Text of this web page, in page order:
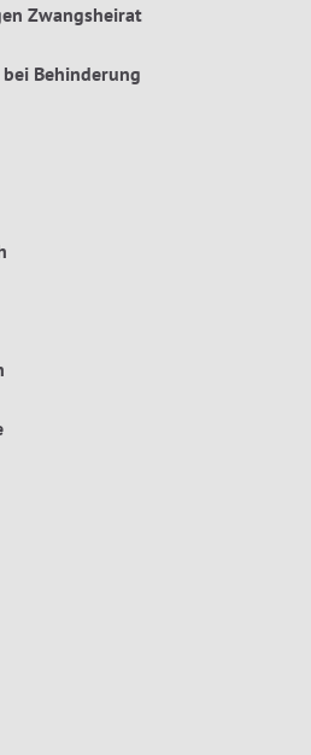
Zwangsheirat
Behinderung